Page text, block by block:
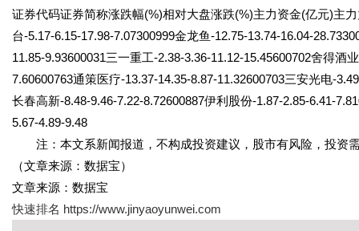
证券代码证券简称涨跌幅(%)相对大盘涨跌(%)主力资金(亿元)主
台-5.17-6.15-17.98-7.07300999金龙鱼-12.75-13.74-16.04-
11.85-9.93600031三一重工-2.38-3.36-11.12-15.45600702舍得酒
7.60600763通策医疗-13.37-14.35-8.87-11.32600703三安光电-
长春高新-8.48-9.46-7.22-8.72600887伊利股份-1.87-2.85-6.41-
5.67-4.89-9.48
注：本文系新闻报道，不构成投资建议，股市有风险，投资
（文章来源：数据宝）
文章来源：数据宝
快速排名 https://www.jinyaoyunwei.com